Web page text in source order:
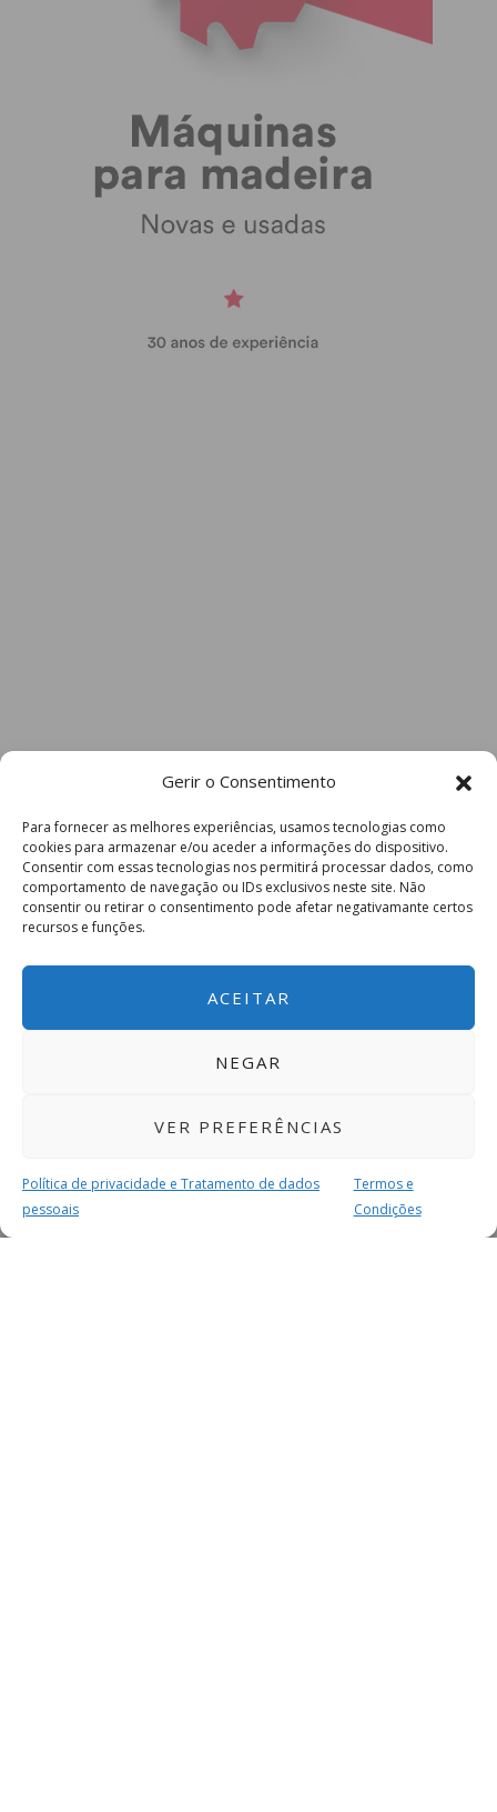
Gerir o Consentimento
Para fornecer as melhores experiências, usamos tecnologias como
cookies para armazenar e/ou aceder a informações do dispositivo.
Consentir com essas tecnologias nos permitirá processar dados, como
comportamento de navegação ou IDs exclusivos neste site. Não
consentir ou retirar o consentimento pode afetar negativamante certos
recursos e funções.
ACEITAR
NEGAR
VER PREFERÊNCIAS
Política de privacidade e Tratamento de dados
pessoais
Termos e
Condições